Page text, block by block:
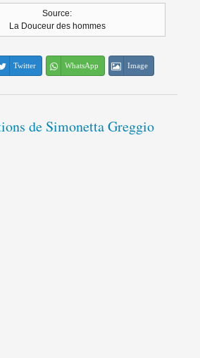
Source:
La Douceur des hommes
Twitter WhatsApp Image
de Simonetta Greggio